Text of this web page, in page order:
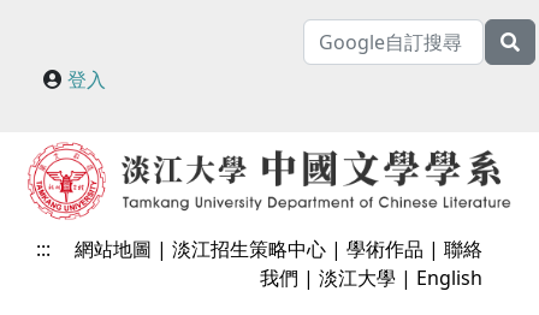
登入
::: 網站地圖 |淡江招生策略中心 |學術作品 |聯絡
我們 |淡江大學 | English